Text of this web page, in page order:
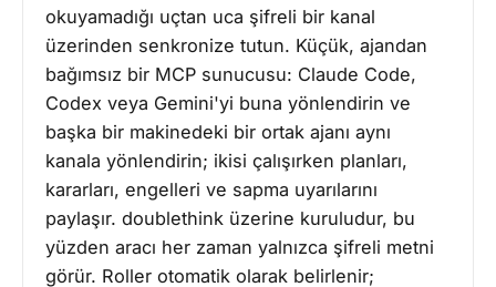
okuyamadığı uçtan uca şifreli bir kanal
üzerinden senkronize tutun. Küçük, ajandan
bağımsız bir MCP sunucusu: Claude Code,
Codex veya Gemini'yi buna yönlendirin ve
başka bir makinedeki bir ortak ajanı aynı
kanala yönlendirin; ikisi çalışırken planları,
kararları, engelleri ve sapma uyarılarını
paylaşır. doublethink üzerine kuruludur, bu
yüzden aracı her zaman yalnızca şifreli metni
görür. Roller otomatik olarak belirlenir;